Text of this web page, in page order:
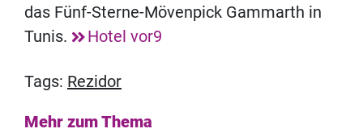
das Fünf-Sterne-Mövenpick Gammarth in
Tunis.
Hotel vor9
Tags: Rezidor
Mehr zum Thema